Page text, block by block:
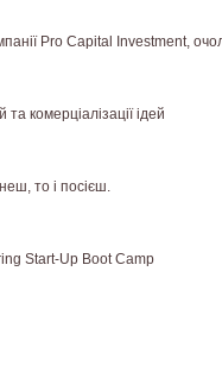
Pro Capital Investment,
комерціалізації ідей
то і посієш.
Start-Up Boot Camp